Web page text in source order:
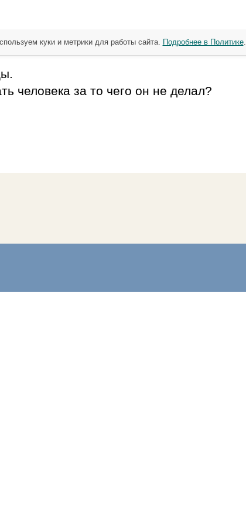
человека за то чего он не делал?
куки и метрики для работы сайта. Подробнее в Политике.